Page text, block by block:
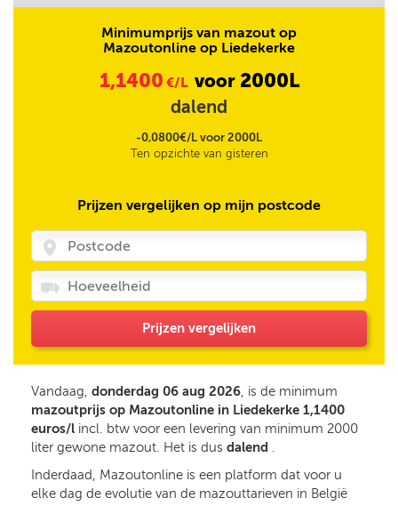
Minimumprijs van mazout op
Mazoutonline op Liedekerke
1,1400 €/L voor 2000L
dalend
-0,0800€/L voor 2000L
Ten opzichte van gisteren
Prijzen vergelijken op mijn postcode
Prijzen vergelijken
Vandaag, donderdag 06 aug 2026, is de minimum
mazoutprijs op Mazoutonline in Liedekerke 1,1400
euros/l incl. btw voor een levering van minimum 2000
liter gewone mazout. Het is dus dalend .
Inderdaad, Mazoutonline is een platform dat voor u
elke dag de evolutie van de mazouttarieven in België